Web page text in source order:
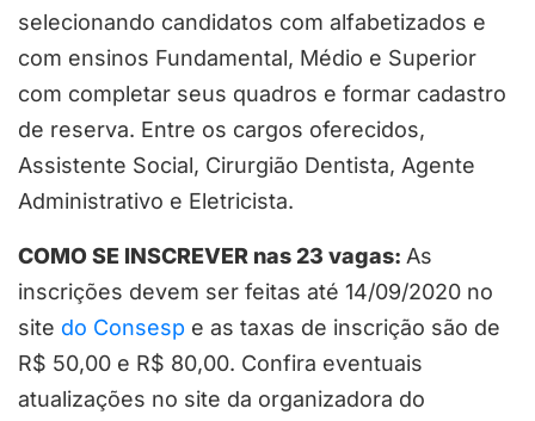
selecionando candidatos com alfabetizados e
com ensinos Fundamental, Médio e Superior
com completar seus quadros e formar cadastro
de reserva. Entre os cargos oferecidos,
Assistente Social, Cirurgião Dentista, Agente
Administrativo e Eletricista.
COMO SE INSCREVER nas 23 vagas: As
inscrições devem ser feitas até 14/09/2020 no
site do Consesp e as taxas de inscrição são de
R$ 50,00 e R$ 80,00. Confira eventuais
atualizações no site da organizadora do